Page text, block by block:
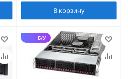
В корзину
Б/У